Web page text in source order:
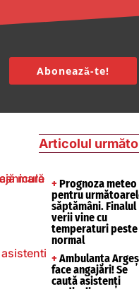
Abonează-te!
Articolul
+ Prognoza meteo
pentru
săptămâni. Finalul
verii vine cu
temperaturi peste
normal
+ Ambulanța Argeș
face angajări! Se
caută asistenți